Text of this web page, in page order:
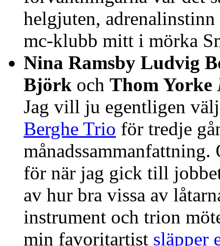
helgjuten,
mc-klubb mitt i mörka
Nina Ramsby Ludvig
Björk och Thom Yorke
Jag vill ju egentligen
Berghe Trio för tredje
för när jag gick till
av hur bra vissa av
instrument och trion
min favoritartist släpper